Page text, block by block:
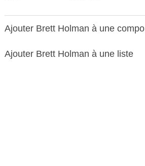
Ajouter Brett Holman à une compo
Ajouter Brett Holman à une liste